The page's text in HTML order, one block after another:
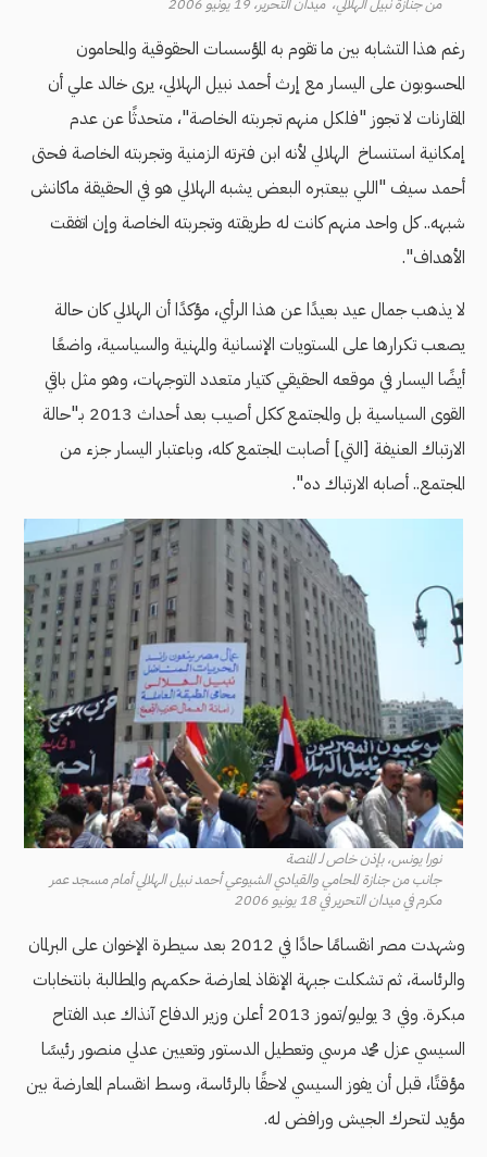
من جنازة نبيل الهلالي، ميدان التحرير، 19 يونيو 2006
رغم هذا التشابه بين ما تقوم به المؤسسات الحقوقية والمحامون
المحسوبون على اليسار مع إرث أحمد نبيل الهلالي، يرى خالد علي أن
المقارنات لا تجوز "فلكل منهم تجربته الخاصة"، متحدثًا عن عدم
إمكانية استنساخ الهلالي لأنه ابن فترته الزمنية وتجربته الخاصة فحتى
أحمد سيف "اللي بيعتبره البعض يشبه الهلالي هو في الحقيقة ماكانش
شبهه.. كل واحد منهم كانت له طريقته وتجربته الخاصة وإن اتفقت
الأهداف".
لا يذهب جمال عيد بعيدًا عن هذا الرأي، مؤكدًا أن الهلالي كان حالة
يصعب تكرارها على المستويات الإنسانية والمهنية والسياسية، واضعًا
أيضًا اليسار في موقعه الحقيقي كتيار متعدد التوجهات، وهو مثل باقي
القوى السياسية بل والمجتمع ككل أصيب بعد أحداث 2013 بـ"حالة
الارتباك العنيفة [التي] أصابت المجتمع كله، وباعتبار اليسار جزء من
المجتمع.. أصابه الارتباك ده".
نورا يونس، بإذن خاص لـ المنصة
جانب من جنازة المحامي والقيادي الشيوعي أحمد نبيل الهلالي أمام مسجد عمر
مكرم في ميدان التحرير في 18 يونيو 2006
وشهدت مصر انقسامًا حادًا في 2012 بعد سيطرة الإخوان على البرلمان
والرئاسة، ثم تشكلت جبهة الإنقاذ لمعارضة حكمهم والمطالبة بانتخابات
مبكرة. وفي 3 يوليو/تموز 2013 أعلن وزير الدفاع آنذاك عبد الفتاح
السيسي عزل محمد مرسي وتعطيل الدستور وتعيين عدلي منصور رئيسًا
مؤقتًا، قبل أن يفوز السيسي لاحقًا بالرئاسة، وسط انقسام المعارضة بين
مؤيد لتحرك الجيش ورافض له.